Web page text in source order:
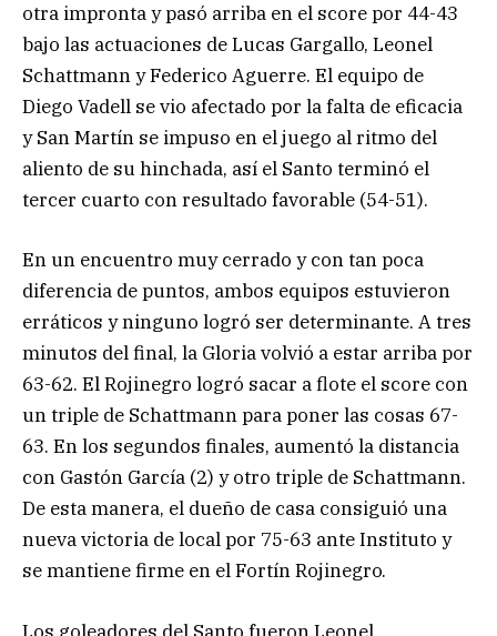
otra impronta y pasó arriba en el score por 44-43
bajo las actuaciones de Lucas Gargallo, Leonel
Schattmann y Federico Aguerre. El equipo de
Diego Vadell se vio afectado por la falta de eficacia
y San Martín se impuso en el juego al ritmo del
aliento de su hinchada, así el Santo terminó el
tercer cuarto con resultado favorable (54-51).
En un encuentro muy cerrado y con tan poca
diferencia de puntos, ambos equipos estuvieron
erráticos y ninguno logró ser determinante. A tres
minutos del final, la Gloria volvió a estar arriba por
63-62. El Rojinegro logró sacar a flote el score con
un triple de Schattmann para poner las cosas 67-
63. En los segundos finales, aumentó la distancia
con Gastón García (2) y otro triple de Schattmann.
De esta manera, el dueño de casa consiguió una
nueva victoria de local por 75-63 ante Instituto y
se mantiene firme en el Fortín Rojinegro.
Los goleadores del Santo fueron Leonel